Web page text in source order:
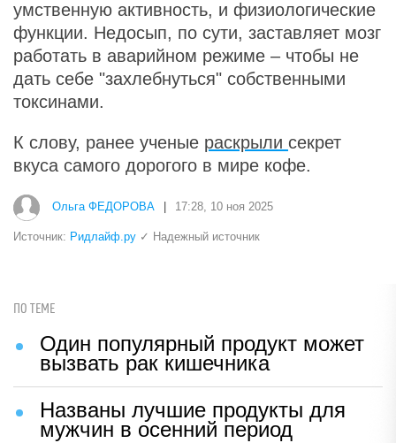
умственную активность, и физиологические
функции. Недосып, по сути, заставляет мозг
работать в аварийном режиме – чтобы не
дать себе "захлебнуться" собственными
токсинами.
К слову, ранее ученые раскрыли секрет
вкуса самого дорогого в мире кофе.
Ольга ФЕДОРОВА 17:28, 10 ноя 2025
Источник: Ридлайф.ру ✓ Надежный источник
ПО ТЕМЕ
Один популярный продукт может
вызвать рак кишечника
Названы лучшие продукты для
мужчин в осенний период